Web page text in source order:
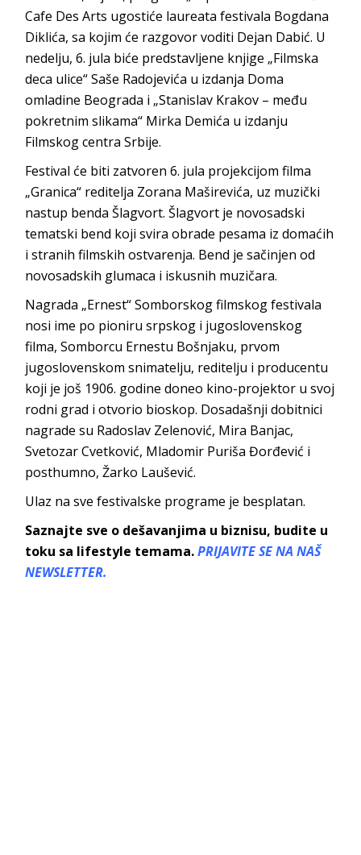
Cafe Des Arts ugostiće laureata festivala Bogdana
Diklića, sa kojim će razgovor voditi Dejan Dabić. U
nedelju, 6. jula biće predstavljene knjige „Filmska
deca ulice“ Saše Radojevića u izdanja Doma
omladine Beograda i „Stanislav Krakov – među
pokretnim slikama“ Mirka Demića u izdanju
Filmskog centra Srbije.
Festival će biti zatvoren 6. jula projekcijom filma
„Granica“ reditelja Zorana Maširevića, uz muzički
nastup benda Šlagvort. Šlagvort je novosadski
tematski bend koji svira obrade pesama iz domaćih
i stranih filmskih ostvarenja. Bend je sačinjen od
novosadskih glumaca i iskusnih muzičara.
Nagrada „Ernest“ Somborskog filmskog festivala
nosi ime po pioniru srpskog i jugoslovenskog
filma, Somborcu Ernestu Bošnjaku, prvom
jugoslovenskom snimatelju, reditelju i producentu
koji je još 1906. godine doneo kino-projektor u svoj
rodni grad i otvorio bioskop. Dosadašnji dobitnici
nagrade su Radoslav Zelenović, Mira Banjac,
Svetozar Cvetković, Mladomir Puriša Đorđević i
posthumno, Žarko Laušević.
Ulaz na sve festivalske programe je besplatan.
Saznajte sve o dešavanjima u biznisu, budite u
toku sa lifestyle temama.PRIJAVITE SE NA NAŠ
NEWSLETTER.